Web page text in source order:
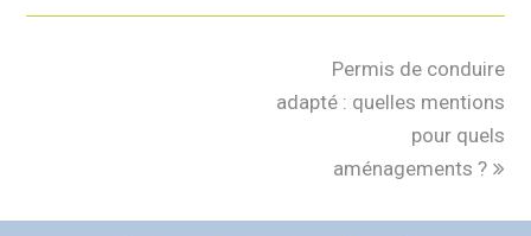
Permis de conduire
adapté : quelles mentions
pour quels
aménagements ?